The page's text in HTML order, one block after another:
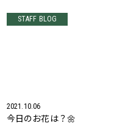
STAFF BLOG
2021.10.06
今日のお花は？🌼